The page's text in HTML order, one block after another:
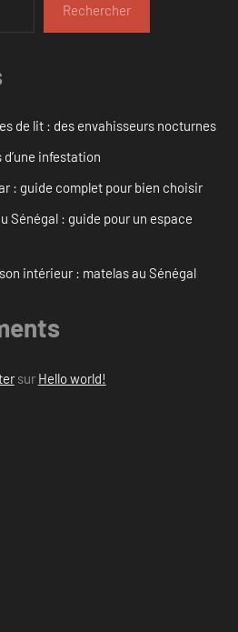
Rechercher
de lit : des envahisseurs nocturnes
infestation
: guide complet pour bien choisir
Sénégal : guide pour un espace
intérieur : matelas au Sénégal
sur Hello world!